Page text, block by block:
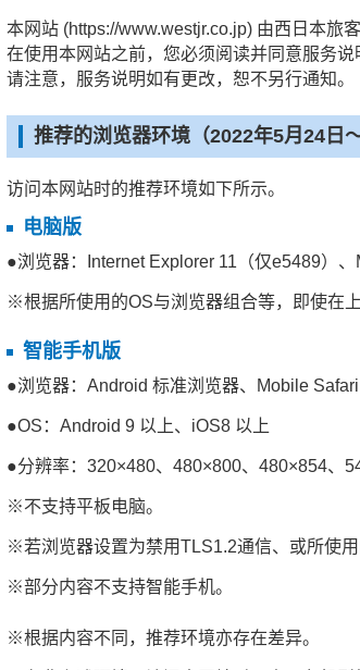
本网站 (https://www.westjr.co.jp) 由西日本旅
在使用本网站之前，您必须阅读并同意服务说
请注意，服务说明如有更改，恕不另行通知。
推荐的浏览器环境（2022年5月24日～
访问本网站时的推荐环境如下所示。
电脑版
●浏览器：Internet Explorer 11（仅e5489）
※根据所使用的OS与浏览器组合等，即使在
智能手机版
●浏览器：Android 标准浏览器、Mobile Safari
●OS：Android 9 以上、iOS8 以上
●分辨率：320×480、480×800、480×854、
※不支持平板电脑。
※若浏览器设置为禁用TLS1.2通信、或所使
※部分内容不支持智能手机。
※根据内容不同，推荐环境亦存在差异。